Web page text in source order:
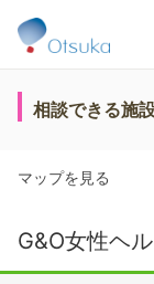
相談できる施
マップを見る
G&O女性ヘ